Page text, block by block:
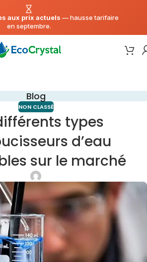
aux prix actuels — hausse tarifaire
en septembre.
Blog
NON CLASSÉ
types
d’eau
sur le marché